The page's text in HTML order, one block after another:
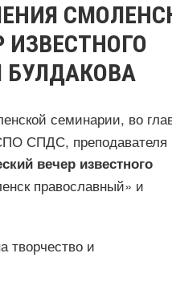
семинарии, во
СПДС, преподавателя
вечер известного
православный» и
творчество и